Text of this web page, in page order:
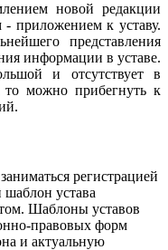
новой редакции
приложением к уставу.
представления
информации в уставе.
и отсутствует в
то можно прибегнуть к
регистрацией
устава
Шаблоны уставов
правовых форм
и актуальную